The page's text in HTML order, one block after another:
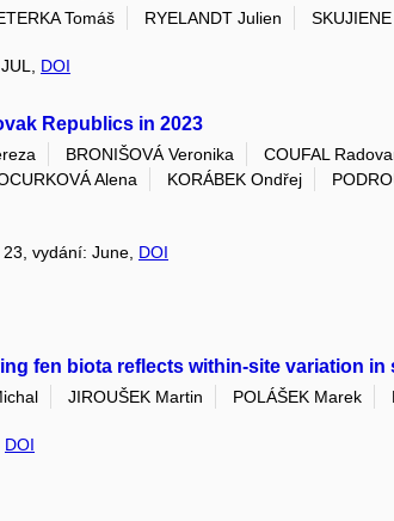
Tomáš RYELANDT Julien
DOI
Republics in 2023
BRONIŠOVÁ Veronika COUFAL
Alena KORÁBEK Ondřej
vydání: June, DOI
fen biota reflects within-site variation in
JIROUŠEK Martin POLÁŠEK Marek
DOI